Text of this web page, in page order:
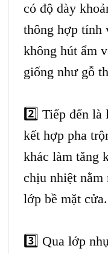
có độ dày
thông hợp tính
không hút ẩm
giống như gỗ
2️⃣ Tiếp đến là
kết hợp pha
khác làm tăng
chịu nhiệt nằm
lớp bề mặt
3️⃣ Qua lớp